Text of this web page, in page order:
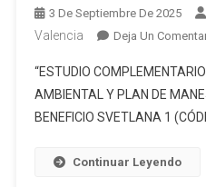
3 De Septiembre De 2025
Valencia
Deja Un
“ESTUDIO
AMBIENTAL Y PLAN DE
BENEFICIO SVETLANA 1
Continuar Leyendo